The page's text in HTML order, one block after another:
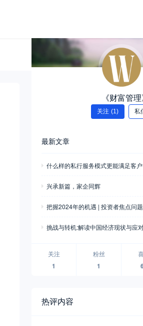
《财富管理
关注 (1) 私
最新文章
什么样的私行服务模式更能满足客户
兴承新篇，家企同辉
把握2024年的机遇 | 投资者焦点问
挑战与转机:解读中国经济现状与应
关注
1
粉丝
1
热评内容